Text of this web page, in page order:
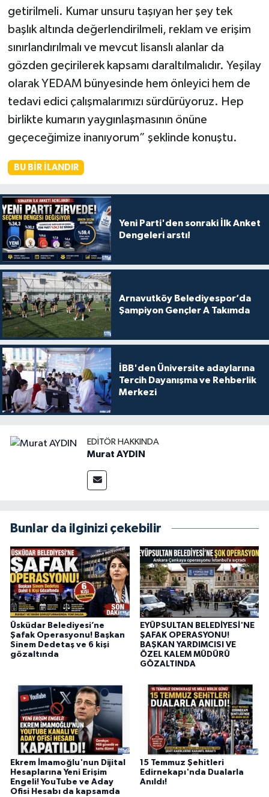
getirilmeli. Kumar unsuru taşıyan her şey tek
başlık altında değerlendirilmeli, reklam ve erişim
sınırlandırılmalı ve mevcut lisanslı alanlar da
gözden geçirilerek kapsamı daraltılmalıdır. Yeşilay
olarak YEDAM bünyesinde hem önleyici hem de
tedavi edici çalışmalarımızı sürdürüyoruz. Hep
birlikte kumarın yaygınlaşmasının önüne
geçeceğimize inanıyorum” şeklinde konuştu.
BU BIR İLANDIR
Yeni Parti'den sonraki İlk Anket
Dengeleri arstı!
Arnavutköy Belediyespor’da
Şampiyon Gençler A Takımda
İBB'den Üniversite adaylarına
Tercih Dayanışma ve Rehberlik
Merkezi
EDITÖR HAKKINDA
Murat AYDIN
Bunlar da ilginizi çekebilir
Üsküdar Belediyesi’ne
Şafak Operasyonu! Başkan
Sinem Dedetaş ve 6 kişi
gözaltında
EYÜPSULTAN BELEDİYESİ'NE
ŞAFAK OPERASYONU!
BAŞKAN YARDIMCISI VE
ÖZEL KALEM MÜDÜRÜ
GÖZALTINDA
Ekrem İmamoğlu'nun Dijital
Hesaplarına Yeni Erişim
Engeli! YouTube ve Aday
Ofisi Hesabı da kapsamda
15 Temmuz Şehitleri
Edirnekapı'nda Dualarla
Anıldı!